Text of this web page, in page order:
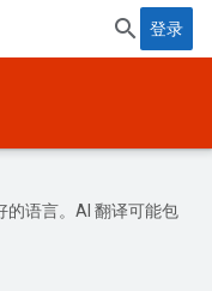
登录
的语言。AI 翻译可能包